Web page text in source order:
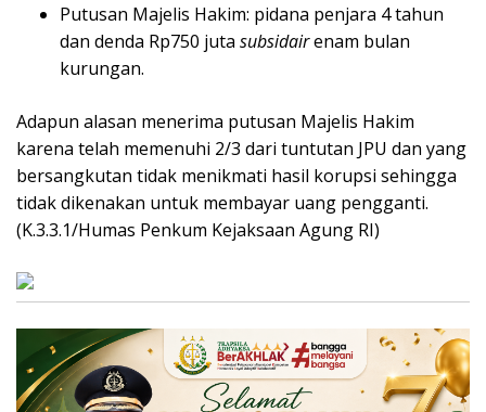
Putusan Majelis Hakim: pidana penjara 4 tahun
dan denda Rp750 juta subsidairenam bulan
kurungan.
Adapun alasan menerima putusan Majelis Hakim
karena telah memenuhi 2/3 dari tuntutan JPU dan yang
bersangkutan tidak menikmati hasil korupsi sehingga
tidak dikenakan untuk membayar uang pengganti.
(K.3.3.1/Humas Penkum Kejaksaan Agung RI)